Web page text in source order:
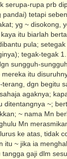
serupa-rupa prb
tetapi
yg ~ disokong,
itu biarlah
pula;
tegak-tegak
sungguh-
itu
dgn begitu
agaknya;
ditentangnya ~;
~ nama Mn
Mn
ke atas, tidak
itu ~ jika ia
gaji dlm